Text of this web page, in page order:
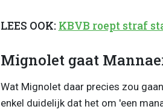
LEES OOK: KBVB roept straf
Mignolet gaat
Wat Mignolet daar precies zou
enkel duidelijk dat het om 'een